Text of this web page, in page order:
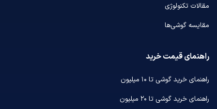
مقالات تکنولوژی
مقایسه گوشی‌ها
راهنمای قیمت خرید
راهنمای خرید گوشی تا ۱۰ میلیون
راهنمای خرید گوشی تا ۲۰ میلیون